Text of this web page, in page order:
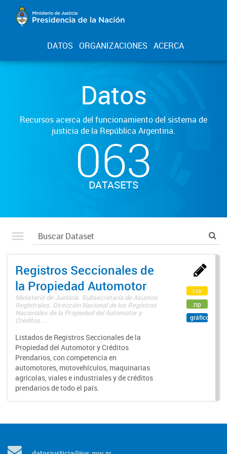
DATOS ORGANIZACIONES ACERCA
Datos
Recursos acerca del funcionamiento del sistema de
justicia de la República Argentina.
063
DATASETS
Registros Seccionales de
la Propiedad Automotor
Ministerio de Justicia. Subsecretaría de Asuntos
Registrales. Dirección Nacional de los Registros
Nacionales de la Propiedad del Automotor y
Créditos ...
Listados de Registros Seccionales de la
Propiedad del Automotor y Créditos
Prendarios, con competencia en
automotores, motovehículos, maquinarias
agrícolas, viales e industriales y de créditos
prendarios de todo el país.
csv
zip
gráfico